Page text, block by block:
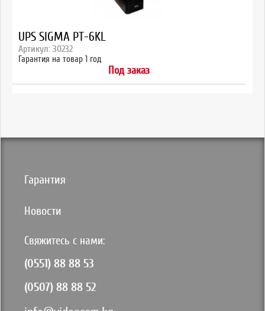
UPS SIGMA PT-6KL
Артикул: 30232
Гарантия на товар 1 год
Под заказ
Гарантия
Новости
Свяжитесь с нами:
(0551) 88 88 53
(0507) 88 88 52